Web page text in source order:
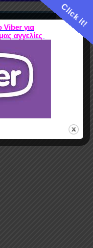
Click it!
Viber για
αγγελίες